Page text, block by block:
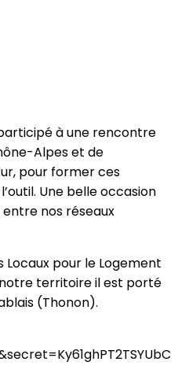
à une rencontre
Alpes et de
pour former ces
Une belle occasion
nos réseaux
Locaux pour le Logement
territoire il est porté
(Thonon).